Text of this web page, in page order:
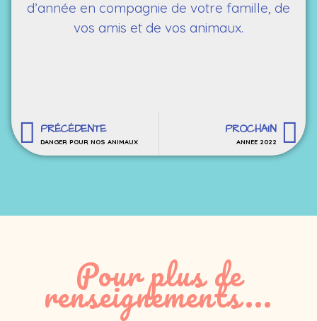
d’année en compagnie de votre famille, de
vos amis et de vos animaux.
PRÉCÉDENTE
DANGER POUR NOS ANIMAUX
PROCHAIN
ANNEE 2022
Pour plus de
renseignements...